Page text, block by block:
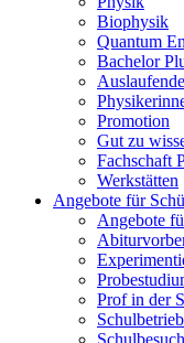
Biophysik
Quantum
Bachelor
Promotion
Gut zu
Fachschaft
Werkstätten
Angebote für
Angebote
Prof in der